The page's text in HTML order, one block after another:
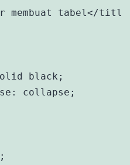
membuat tabel</
black;
collapse;